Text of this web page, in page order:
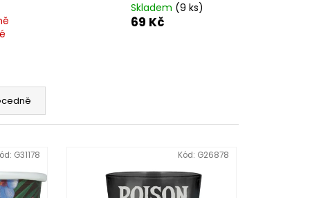
Skladem (9 ks)
69 Kč
G31178 Kód: G26878